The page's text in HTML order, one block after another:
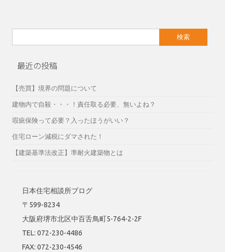
索:
最近の投稿
【売買】境界の問題について
建物内で自殺・・・！責任取る必要、無いよね？
瑕疵保険って必要？入ったほうがいい？
住宅ローン減税にダマされた！
【建築基準法改正】準耐火建築物とは
日本住宅相談所ブログ
〒599-8234
大阪府堺市北区中百舌鳥町5-764-2-2F
TEL: 072-230-4486
FAX: 072-230-4546